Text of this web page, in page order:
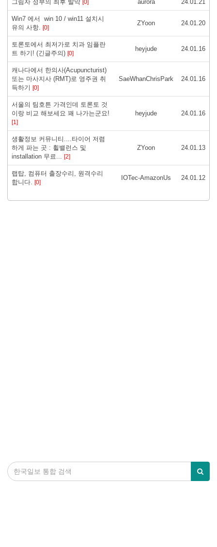
그림자 정부의 최후 발악 [0] aurora 24.01.21
Win7 에서 win 10 / win11 설치시
유의 사항. [0]
ZYoon 24.01.20
토론토에서 최저가로 치과 임플란
트 하기! (긴글주의) [0]
heyjude 24.01.16
캐나다에서 한의사(Acupuncturist)
또는 마사지사 (RMT)로 영주권 취
득하기 [0]
SaeWhanChrisPark 24.01.16
서울의 팀호튼 가격인데 토론토 것
이랑 비교 해보세요 꽤 나가는군요!
[1]
heyjude 24.01.16
생활정보 커뮤니티....타이어 저렴
하게 파는 곳 : 휠밸런스 및
installation 무료... [2]
ZYoon 24.01.13
랩탑, 컴퓨터 출장수리, 원격수리
합니다. [0]
IOTec-AmazonUs 24.01.12